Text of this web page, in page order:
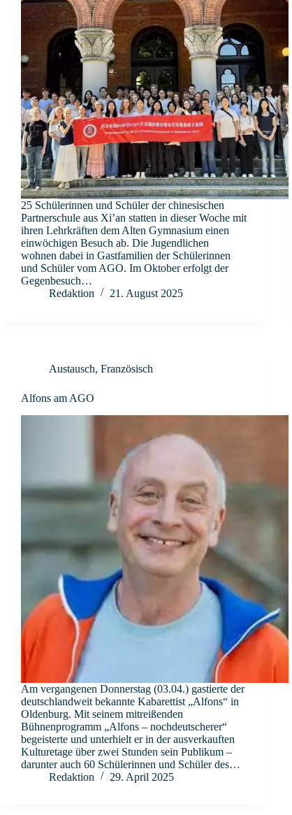
25 Schülerinnen und Schüler der chinesischen
Partnerschule aus Xi’an statten in dieser Woche mit
ihren Lehrkräften dem Alten Gymnasium einen
einwöchigen Besuch ab. Die Jugendlichen
wohnen dabei in Gastfamilien der Schülerinnen
und Schüler vom AGO. Im Oktober erfolgt der
Gegenbesuch…
Redaktion
21. August 2025
Austausch, Französisch
Alfons am AGO
Am vergangenen Donnerstag (03.04.) gastierte der
deutschlandweit bekannte Kabarettist „Alfons“ in
Oldenburg. Mit seinem mitreißenden
Bühnenprogramm „Alfons – nochdeutscherer“
begeisterte und unterhielt er in der ausverkauften
Kulturetage über zwei Stunden sein Publikum –
darunter auch 60 Schülerinnen und Schüler des…
Redaktion
29. April 2025